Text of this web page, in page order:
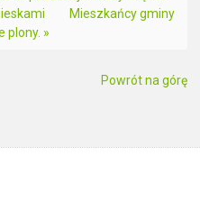
Mieszkańcy gminy
plony. »
Powrót na górę